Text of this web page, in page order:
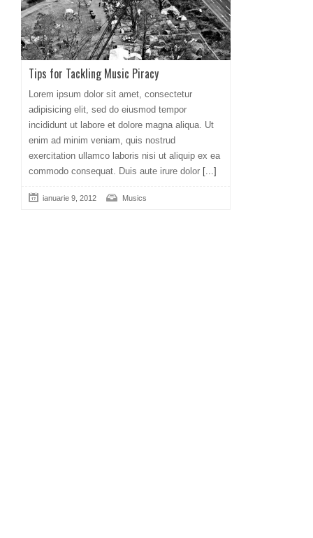
Tips for Tackling Music Piracy
Lorem ipsum dolor sit amet, consectetur
adipisicing elit, sed do eiusmod tempor
incididunt ut labore et dolore magna aliqua. Ut
enim ad minim veniam, quis nostrud
exercitation ullamco laboris nisi ut aliquip ex ea
commodo consequat. Duis aute irure dolor [...]
ianuarie 9, 2012 Musics